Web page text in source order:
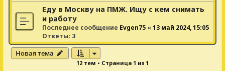
Еду в Москву на ПМЖ. Ищу с кем снимать
и работу
Последнее сообщение Evgen75 «13 май 2024, 15:05
Ответы: 3
Новая тема
12 тем • Страница 1 из 1